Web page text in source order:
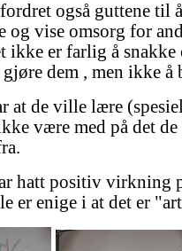
også guttene til
og vise omsorg for
ikke er farlig å snakke
dem , men ikke å
at de ville lære
være med på det
hatt positiv virkning
er enige i at det er